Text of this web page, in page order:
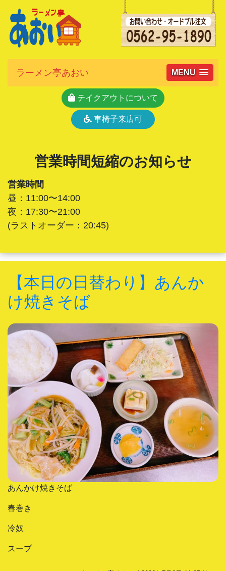
ラーメン亭あおい MENU
テイクアウトについて
車椅子来店可
営業時間短縮のお知らせ
営業時間
昼：11:00〜14:00
夜：17:30〜21:00
(ラストオーダー：20:45)
【本日の日替わり】あんか
け焼きそば
あんかけ焼きそば
春巻き
冷奴
スープ